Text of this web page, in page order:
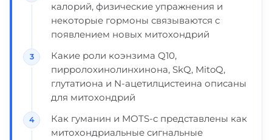
калорий, физические упражнения и
некоторые гормоны связываются с
появлением новых митохондрий
Какие роли коэнзима Q10,
пирролохинолинхинона, SkQ, MitoQ,
глутатиона и N-ацетилцистеина описаны
для митохондрий
Как гуманин и MOTS-c представлены как
митохондриальные сигнальные